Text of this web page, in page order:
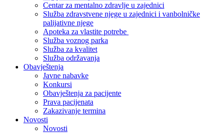
Centar za mentalno zdravlje u zajednici
Služba zdravstvene njege u zajednici i vanbolničke
palijativne njege
Apoteka za vlastite potrebe
Služba voznog parka
Služba za kvalitet
Služba održavanja
Obavještenja
Javne nabavke
Konkursi
Obavještenja za pacijente
Prava pacijenata
Zakazivanje termina
Novosti
Novosti